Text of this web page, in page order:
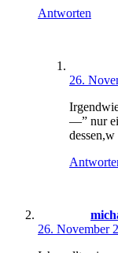
Antworten
26.
—” nur
26. November